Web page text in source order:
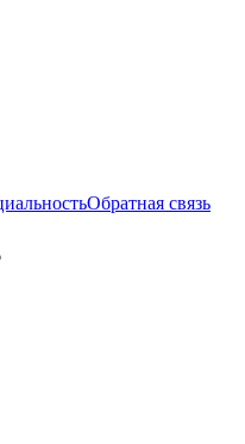
Обратная связь